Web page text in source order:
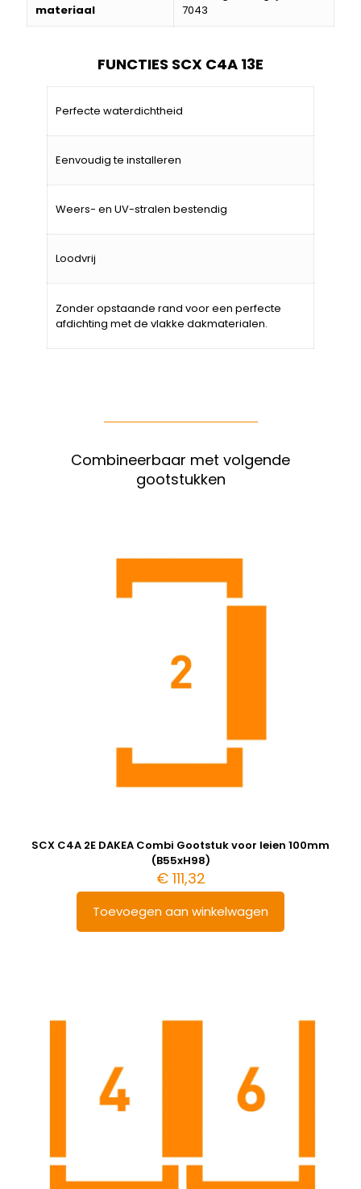
materiaal
7043
FUNCTIES SCX C4A 13E
Perfecte waterdichtheid
Eenvoudig te installeren
Weers- en UV-stralen bestendig
Loodvrij
Zonder opstaande rand voor een perfecte
afdichting met de vlakke dakmaterialen.
Combineerbaar met volgende
gootstukken
SCX C4A 2E DAKEA Combi Gootstuk voor leien 100mm
(B55xH98)
€111,32
Toevoegen aan winkelwagen